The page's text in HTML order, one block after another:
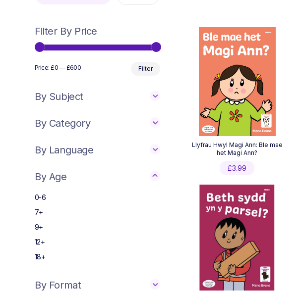
Filter By Price
Filter
Price: £0 — £600
By Subject
By Category
By Language
By Age
0-6
7+
9+
12+
18+
By Format
Llyfrau Hwyl Magi Ann: Ble mae
het Magi Ann?
£3.99